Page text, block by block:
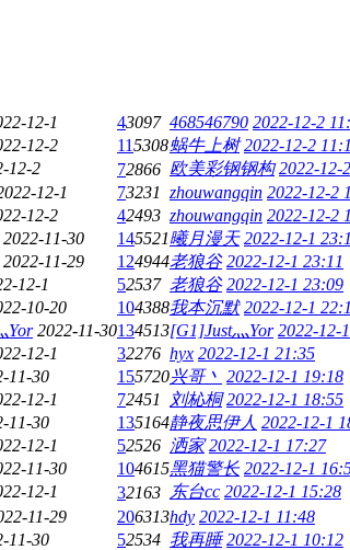
12-1 43097 468546790 2022-12-2
12-2 115308蜗牛上树 2022-12-2
12-2 72866 欧美彩钢钢构 2022-12-
12-1 73231 zhouwangqin 2022-12-2
12-2 42493 zhouwangqin 2022-12-2
2022-11-30 145521曦月漫天 2022-12-1
2022-11-29 124944老狼谷 2022-12-1 23:11
12-1 52537 老狼谷 2022-12-1 23:09
10-20 104388我本沉默 2022-12-1
Yor 2022-11-30134513[G1]Just灬Yor 2022-12-
12-1 32276 hyx 2022-12-1 21:35
11-30 155720兴哥丶 2022-12-1 19:18
12-1 72451 刘杺桐 2022-12-1 18:55
11-30 135164静夜思伊人 2022-12-1
12-1 52526 洒家 2022-12-1 17:27
11-30 104615黑猫警长 2022-12-1
12-1 32163 东台cc 2022-12-1 15:28
11-29 206313hdy 2022-12-1 11:48
11-30 52534 我再睡 2022-12-1 10:12